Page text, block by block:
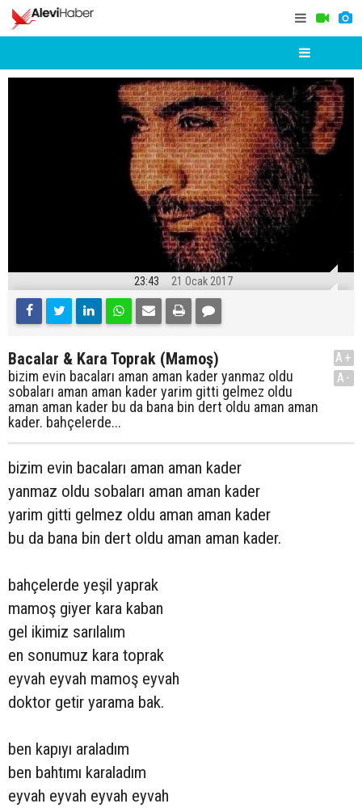
23:43 21 Ocak 2017
Bacalar & Kara Toprak (Mamoş)
bizim evin bacaları aman aman kader yanmaz oldu
sobaları aman aman kader yarim gitti gelmez oldu
aman aman kader bu da bana bin dert oldu aman aman
kader. bahçelerde...
A+
A-
bizim evin bacaları aman aman kader
yanmaz oldu sobaları aman aman kader
yarim gitti gelmez oldu aman aman kader
bu da bana bin dert oldu aman aman kader.
bahçelerde yeşil yaprak
mamoş giyer kara kaban
gel ikimiz sarılalım
en sonumuz kara toprak
eyvah eyvah mamoş eyvah
doktor getir yarama bak.
ben kapıyı araladım
ben bahtımı karaladım
eyvah eyvah eyvah eyvah